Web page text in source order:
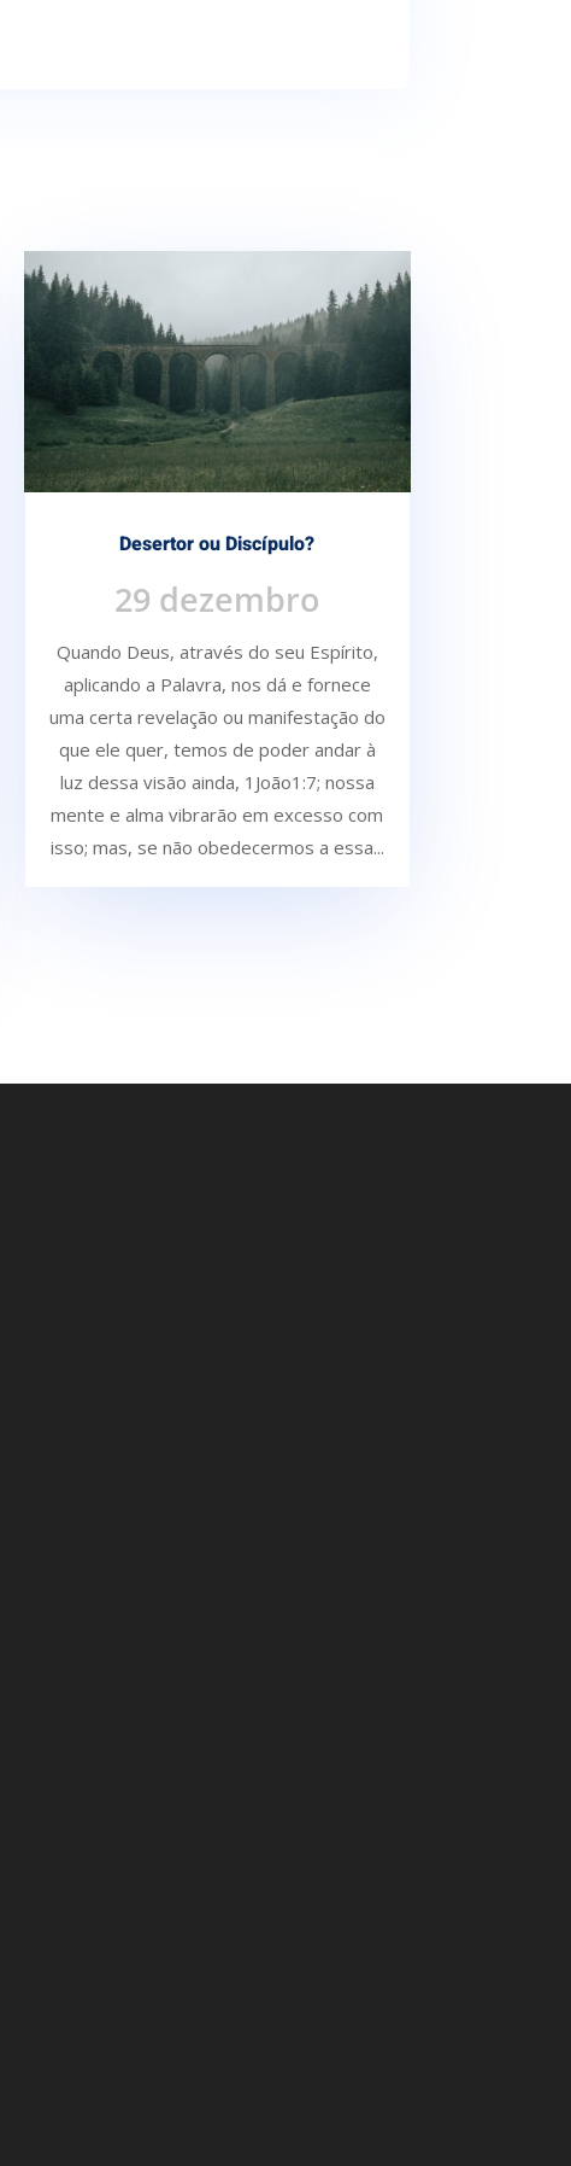
Desertor ou Discípulo?
29 dezembro
Quando Deus, através do seu Espírito,
aplicando a Palavra, nos dá e fornece
uma certa re­velação ou manifestação do
que ele quer, temos de poder andar à
luz dessa visão ainda, 1João1:7; nossa
mente e alma vibrarão em excesso com
isso; mas, se não obedecermos a essa...